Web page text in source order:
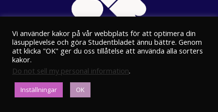
Eriksgatan 8
00100 Helsingfors
Vi använder kakor på vår webbplats för att optimera din
läsupplevelse och göra Studentbladet ännu bättre. Genom
att klicka "OK" ger du oss tillåtelse att använda alla sorters
kakor.
Do not sell my personal information.
Inställningar OK